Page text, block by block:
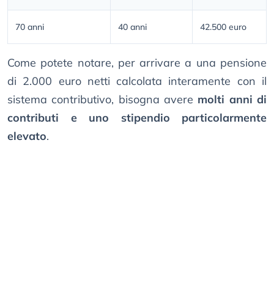
70 anni 40 anni 42.500 euro
Come potete notare, per arrivare a una pensione
di 2.000 euro netti calcolata interamente con il
sistema contributivo, bisogna avere molti anni di
contributi e uno stipendio particolarmente
elevato.